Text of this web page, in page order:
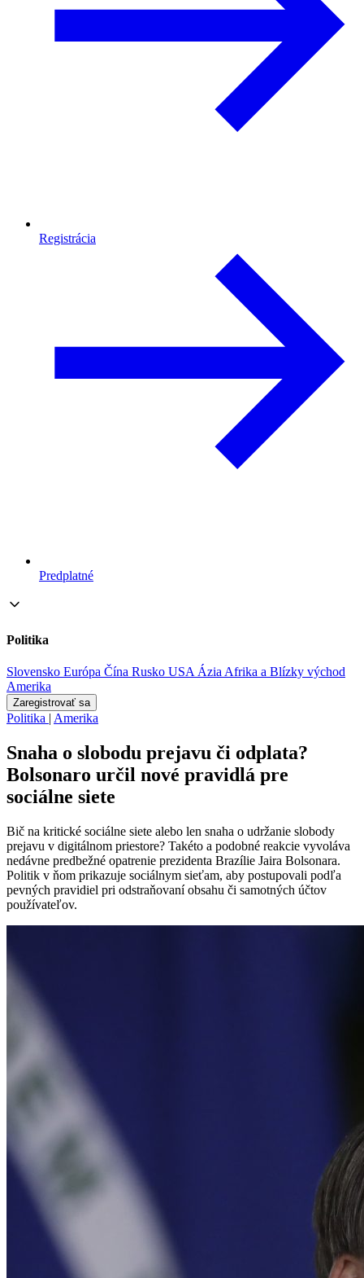
Registrácia
Predplatné
Politika
Slovensko Európa Čína Rusko USA ÁziaAfrika a Blízky východ
Amerika
Zaregistrovať sa
Politika | Amerika
Snaha o slobodu prejavu či odplata?
Bolsonaro určil nové pravidlá pre
sociálne siete
Bič na kritické sociálne siete alebo len snaha o udržanie slobody
prejavu v digitálnom priestore? Takéto a podobné reakcie vyvoláva
nedávne predbežné opatrenie prezidenta Brazílie Jaira Bolsonara.
Politik v ňom prikazuje sociálnym sieťam, aby postupovali podľa
pevných pravidiel pri odstraňovaní obsahu či samotných účtov
používateľov.